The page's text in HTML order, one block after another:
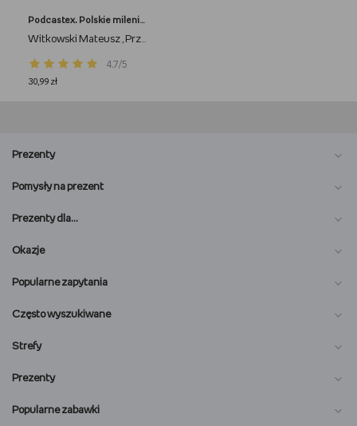
Podcastex. Polskie milenium. Co zapamiętaliśmy z lat 1999-2005
Witkowski Mateusz, Przybyszewski Bartek
4.7/5
30,99 zł
Prezenty
Pomysły na prezent
Prezenty dla…
Okazje
Popularne zapytania
Często wyszukiwane
Strefy
Prezenty
Popularne zabawki